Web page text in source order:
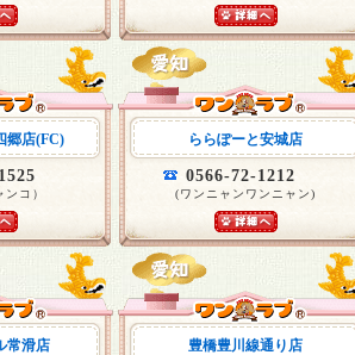
郷店(FC)
ンコ）
ららぽーと安城店
0566-72-1212
(ワンニャンワンニャン)
常滑店 豊橋豊川線通り店